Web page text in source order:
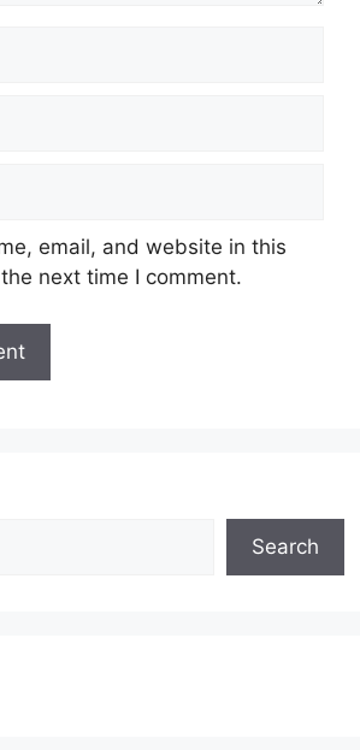
email, and website in this
next time I comment.
Search